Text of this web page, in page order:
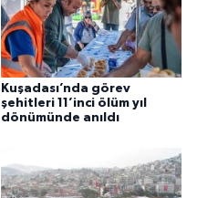
Kuşadası’nda görev
şehitleri 11’inci ölüm yıl
dönümünde anıldı